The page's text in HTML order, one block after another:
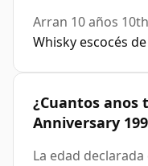
Arran 10 años
Whisky escocés
¿Cuantos anos
Anniversary
La edad